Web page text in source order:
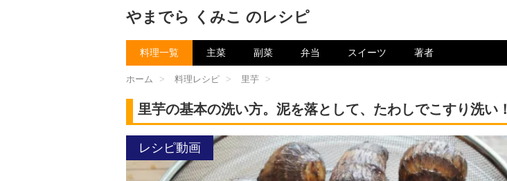
やまでら くみこ のレシピ
料理一覧 主菜 副菜 弁当 スイーツ 著者
ホーム > 料理レシピ > 里芋 >
里芋の基本の洗い方。泥を落として、たわしでこすり洗い！
レシピ動画